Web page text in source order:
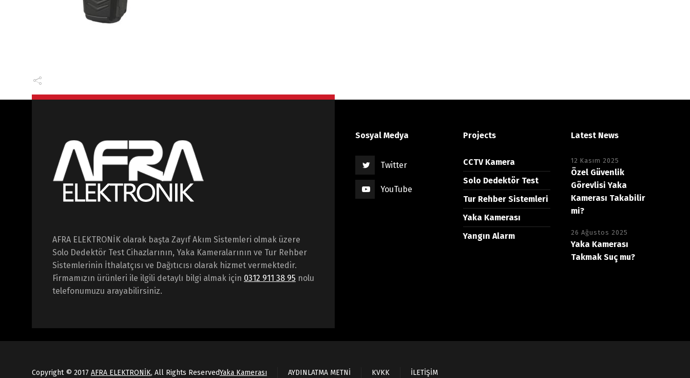
AFRA ELEKTRONİK olarak başta Zayıf Akım Sistemleri olmak üzere
Solo Dedektör Test Cihazlarının, Yaka Kameralarının ve Tur Rehber
Sistemlerinin İthalatçısı ve Dağıtıcısı olarak hizmet vermektedir.
Firmamızın ürünleri ile ilgili detaylı bilgi almak için 0312 911 38 95 nolu
telefonumuzu arayabilirsiniz.
Sosyal Medya
Twitter
YouTube
Projects
CCTV Kamera
Solo Dedektör Test
Tur Rehber Sistemleri
Yaka Kamerası
Yangın Alarm
Latest News
12 Kasım 2025
Özel Güvenlik
Görevlisi Yaka
Kamerası Takabilir
mi?
26 Ağustos 2025
Yaka Kamerası
Takmak Suç mu?
Copyright © 2017 AFRA ELEKTRONİK, All Rights ReservedYaka Kamerası AYDINLATMA METNİ KVKK İLETİŞİM